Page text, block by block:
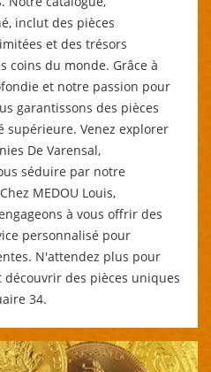
inclut des pièces
et des trésors
coins du monde. Grâce à
et notre passion pour
garantissons des pièces
Venez explorer
De Varensal,
séduire par notre
MEDOU Louis,
à vous offrir des
personnalisé pour
N'attendez plus pour
des pièces uniques
34.